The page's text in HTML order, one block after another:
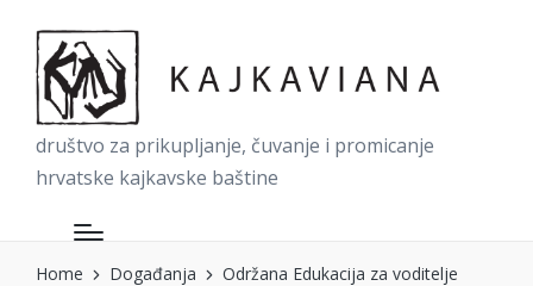
društvo za prikupljanje, čuvanje i promicanje
hrvatske kajkavske baštine
Home Događanja
Održana Edukacija za voditelje